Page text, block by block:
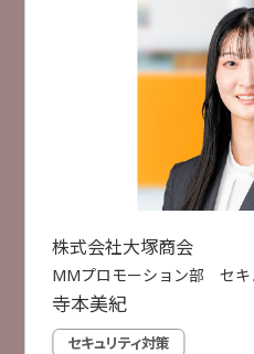
市川 貴生 氏
セキュリティ対策 業務DX クラ
文書作成にとどまらない
こなすためのCopilot活用
株式会社大塚商会
AI活用
B23] 11:50 ~ 12:20
株式会社大塚商会
MMプロモーション部 セキ
寺本美紀
セキュリティ対策